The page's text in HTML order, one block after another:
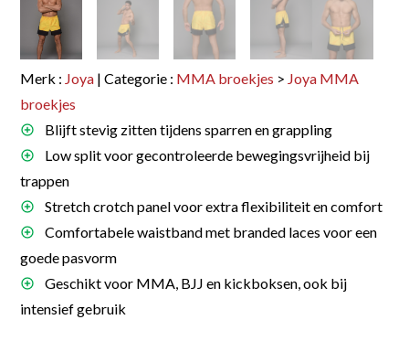
Merk : Joya | Categorie : MMA broekjes > Joya MMA
broekjes
Blijft stevig zitten tijdens sparren en grappling
Low split voor gecontroleerde bewegingsvrijheid bij
trappen
Stretch crotch panel voor extra flexibiliteit en comfort
Comfortabele waistband met branded laces voor een
goede pasvorm
Geschikt voor MMA, BJJ en kickboksen, ook bij
intensief gebruik